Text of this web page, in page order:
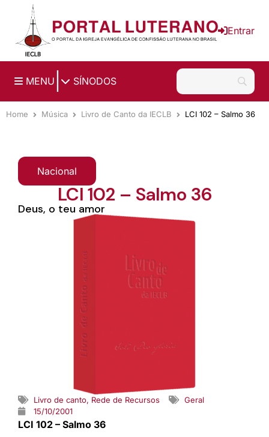
Ir para o conteúdo principal
Entrar
MENU SÍNODOS
Home Música Livro de Canto da IECLB LCI 102 – Salmo 36
Nacional
LCI 102 – Salmo 36
Deus, o teu amor
Livro de canto, Rede de Recursos
Geral
15/10/2001
LCI 102 – Salmo 36